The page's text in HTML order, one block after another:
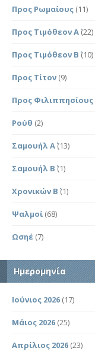
Προς Ρωμαίους (11)
Προς Τιμόθεον Α΄(22)
Προς Τιμόθεον Β΄ (10)
Προς Τίτον (9)
Προς Φιλιππησίους
Ρούθ (2)
Σαμουήλ Α΄(13)
Σαμουήλ Β΄ (1)
Χρονικών Β΄ (1)
Ψαλμοί (68)
Ωσηέ (7)
Ημερομηνία
Ιούνιος 2026 (17)
Μάιος 2026 (25)
Απρίλιος 2026 (23)